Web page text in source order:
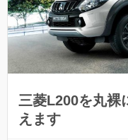
三菱L200を丸裸
えます